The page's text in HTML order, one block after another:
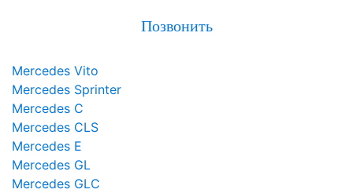
Позвонить
Mercedes Vito
Mercedes Sprinter
Mercedes C
Mercedes CLS
Mercedes E
Mercedes GL
Mercedes GLC